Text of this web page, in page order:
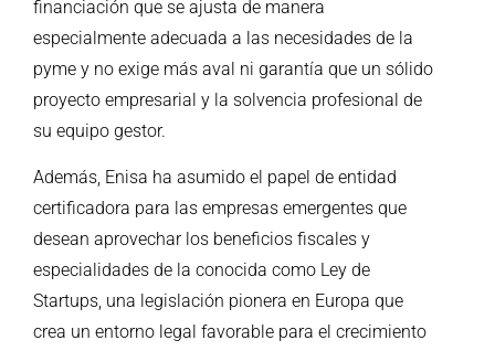
financiación que se ajusta de manera
especialmente adecuada a las necesidades de la
pyme y no exige más aval ni garantía que un sólido
proyecto empresarial y la solvencia profesional de
su equipo gestor.
Además, Enisa ha asumido el papel de entidad
certificadora para las empresas emergentes que
desean aprovechar los beneficios fiscales y
especialidades de la conocida como Ley de
Startups, una legislación pionera en Europa que
crea un entorno legal favorable para el crecimiento